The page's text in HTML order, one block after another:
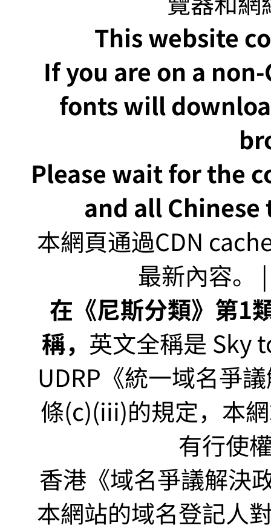
This website
If you are on a
fonts will
Please wait for the
and all
本網頁通過CDN
最新內容。
在《尼斯分類》第
稱， 英文全稱是 Sky
UDRP《統一域名爭
條(c)(iii)的規定，本
有行使
香港《域名爭議解決
本網站的域名登記人